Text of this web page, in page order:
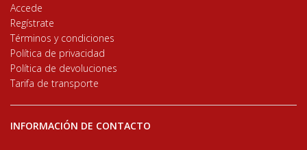
Accede
Regístrate
Términos y condiciones
Política de privacidad
Política de devoluciones
Tarifa de transporte
INFORMACIÓN DE CONTACTO